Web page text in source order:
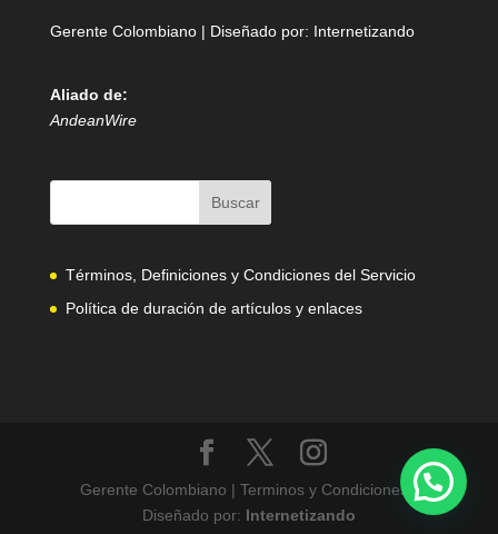
Gerente Colombiano | Diseñado por: Internetizando
Aliado de:
AndeanWire
Términos, Definiciones y Condiciones del Servicio
Política de duración de artículos y enlaces
Gerente Colombiano | Terminos y Condiciones |
Diseñado por: Internetizando